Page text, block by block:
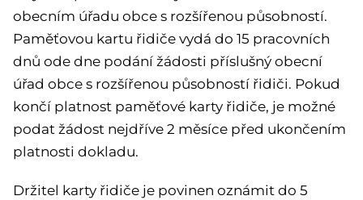
obecním úřadu obce s rozšířenou působností.
Paměťovou kartu řidiče vydá do 15 pracovních
dnů ode dne podání žádosti příslušný obecní
úřad obce s rozšířenou působností řidiči. Pokud
končí platnost paměťové karty řidiče, je možné
podat žádost nejdříve 2 měsíce před ukončením
platnosti dokladu.
Držitel karty řidiče je povinen oznámit do 5